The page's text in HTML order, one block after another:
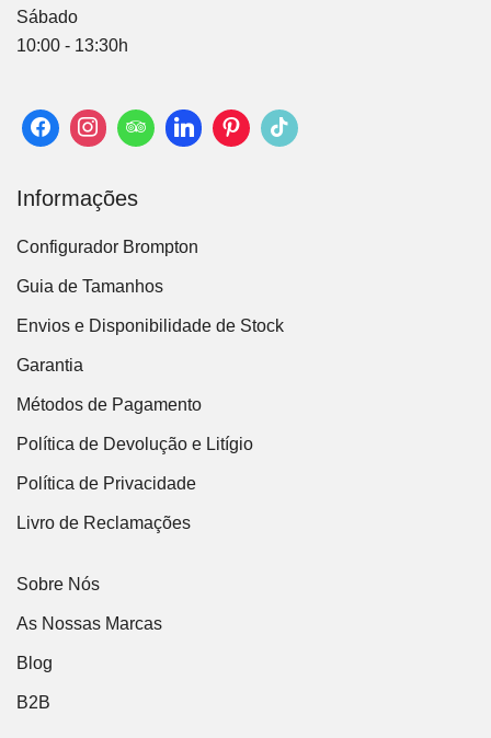
Sábado
10:00 - 13:30h
Informações
Configurador Brompton
Guia de Tamanhos
Envios e Disponibilidade de Stock
Garantia
Métodos de Pagamento
Política de Devolução e Litígio
Política de Privacidade
Livro de Reclamações
Sobre Nós
As Nossas Marcas
Blog
B2B